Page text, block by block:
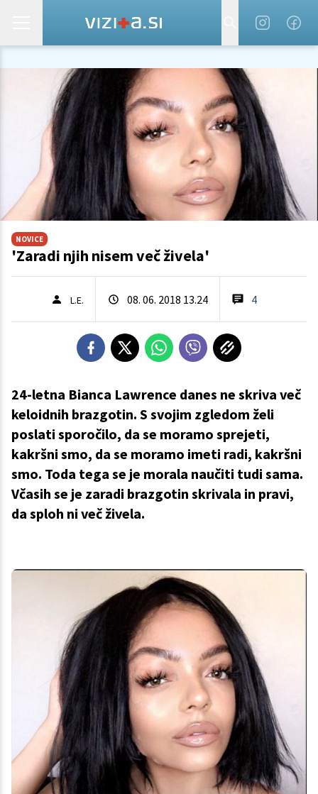
NOVICE
'Zaradi njih nisem več živela'
L.E. 08. 06. 2018 13.24 4
24-letna Bianca Lawrence danes ne skriva več
keloidnih brazgotin. S svojim zgledom želi
poslati sporočilo, da se moramo sprejeti,
kakršni smo, da se moramo imeti radi, kakršni
smo. Toda tega se je morala naučiti tudi sama.
Včasih se je zaradi brazgotin skrivala in pravi,
da sploh ni več živela.